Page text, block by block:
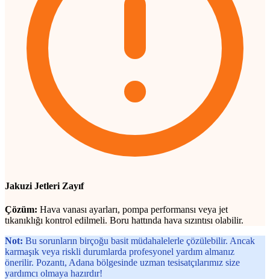
Jakuzi Jetleri Zayıf
Çözüm: Hava vanası ayarları, pompa performansı veya jet
tıkanıklığı kontrol edilmeli. Boru hattında hava sızıntısı olabilir.
Not: Bu sorunların birçoğu basit müdahalelerle çözülebilir. Ancak
karmaşık veya riskli durumlarda profesyonel yardım almanız
önerilir. Pozantı, Adana bölgesinde uzman tesisatçılarımız size
yardımcı olmaya hazırdır!